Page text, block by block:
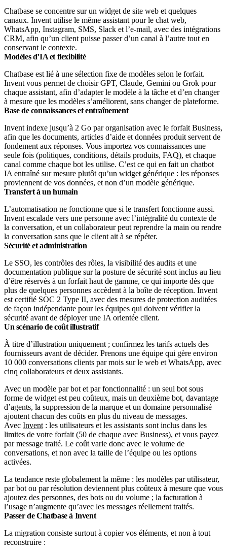
Chatbase se concentre sur un widget de site web et quelques
canaux. Invent utilise le même assistant pour le chat web,
WhatsApp, Instagram, SMS, Slack et l’e-mail, avec des intégrations
CRM, afin qu’un client puisse passer d’un canal à l’autre tout en
conservant le contexte.
Modèles d’IA et flexibilité
Chatbase est lié à une sélection fixe de modèles selon le forfait.
Invent vous permet de choisir GPT, Claude, Gemini ou Grok pour
chaque assistant, afin d’adapter le modèle à la tâche et d’en changer
à mesure que les modèles s’améliorent, sans changer de plateforme.
Base de connaissances et entraînement
Invent indexe jusqu’à 2 Go par organisation avec le forfait Business,
afin que les documents, articles d’aide et données produit servent de
fondement aux réponses. Vous importez vos connaissances une
seule fois (politiques, conditions, détails produits, FAQ), et chaque
canal comme chaque bot les utilise. C’est ce qui en fait un chatbot
IA entraîné sur mesure plutôt qu’un widget générique : les réponses
proviennent de vos données, et non d’un modèle générique.
Transfert à un humain
L’automatisation ne fonctionne que si le transfert fonctionne aussi.
Invent escalade vers une personne avec l’intégralité du contexte de
la conversation, et un collaborateur peut reprendre la main ou rendre
la conversation sans que le client ait à se répéter.
Sécurité et administration
Le SSO, les contrôles des rôles, la visibilité des audits et une
documentation publique sur la posture de sécurité sont inclus au lieu
d’être réservés à un forfait haut de gamme, ce qui importe dès que
plus de quelques personnes accèdent à la boîte de réception. Invent
est certifié SOC 2 Type II, avec des mesures de protection auditées
de façon indépendante pour les équipes qui doivent vérifier la
sécurité avant de déployer une IA orientée client.
Un scénario de coût illustratif
À titre d’illustration uniquement ; confirmez les tarifs actuels des
fournisseurs avant de décider. Prenons une équipe qui gère environ
10 000 conversations clients par mois sur le web et WhatsApp, avec
cinq collaborateurs et deux assistants.
Avec un modèle par bot et par fonctionnalité : un seul bot sous
forme de widget est peu coûteux, mais un deuxième bot, davantage
d’agents, la suppression de la marque et un domaine personnalisé
ajoutent chacun des coûts en plus du niveau de messages.
Avec Invent : les utilisateurs et les assistants sont inclus dans les
limites de votre forfait (50 de chaque avec Business), et vous payez
par message traité. Le coût varie donc avec le volume de
conversations, et non avec la taille de l’équipe ou les options
activées.
La tendance reste globalement la même : les modèles par utilisateur,
par bot ou par résolution deviennent plus coûteux à mesure que vous
ajoutez des personnes, des bots ou du volume ; la facturation à
l’usage n’augmente qu’avec les messages réellement traités.
Passer de Chatbase à Invent
La migration consiste surtout à copier vos éléments, et non à tout
reconstruire :